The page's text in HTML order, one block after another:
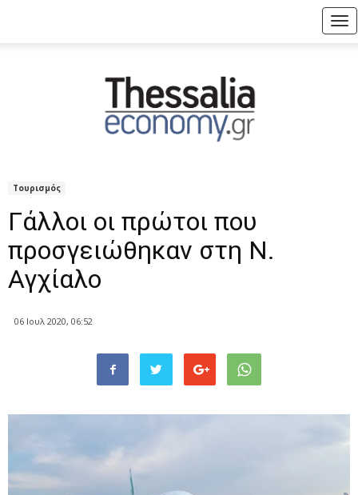
Τουρισμός
Γάλλοι οι πρώτοι που
προσγειώθηκαν στη Ν.
Αγχίαλο
06 Ιουλ 2020, 06:52